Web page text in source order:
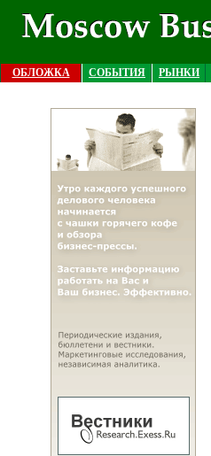
ОБЛОЖКА СОБЫТИЯ РЫНКИ